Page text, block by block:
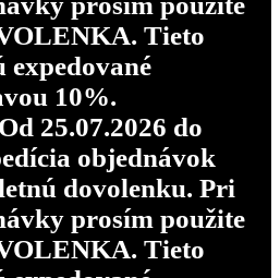
Tieto
10%.
25.07.2026 do
objednávok
dovolenku. Pri
prosím použite
Tieto